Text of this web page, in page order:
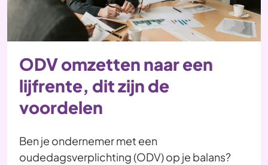
ODV omzetten naar een
lijfrente, dit zijn de
voordelen
Ben je ondernemer met een
oudedagsverplichting (ODV) op je balans?